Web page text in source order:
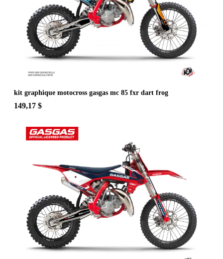
kit graphique motocross gasgas mc 85 fxr dart frog
149,17 $